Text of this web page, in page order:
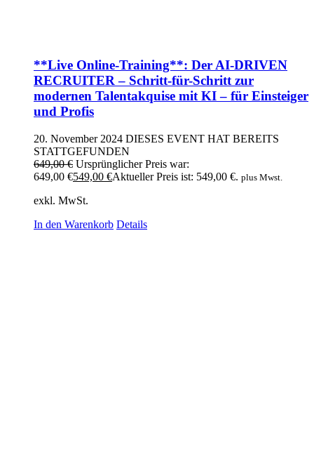
**Live Online-Training**: Der AI-DRIVEN
RECRUITER – Schritt-für-Schritt zur
modernen Talentakquise mit KI – für Einsteiger
und Profis
20. November 2024 DIESES EVENT HAT BEREITS
STATTGEFUNDEN
649,00€ Ursprünglicher Preis war:
649,00 €549,00 €Aktueller Preis ist: 549,00 €. plus Mwst.
exkl. MwSt.
In den Warenkorb Details